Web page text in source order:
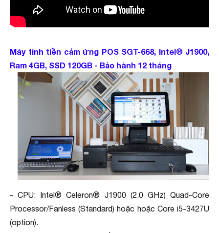
Máy tính tiền cảm ứng POS SGT-668, Intel® J1900,
Ram 4GB, SSD 120GB - Bảo hành 12 tháng
- CPU: Intel® Celeron® J1900 (2.0 GHz) Quad-Core
Processor/Fanless (Standard) hoặc hoặc Core i5-3427U
(option).